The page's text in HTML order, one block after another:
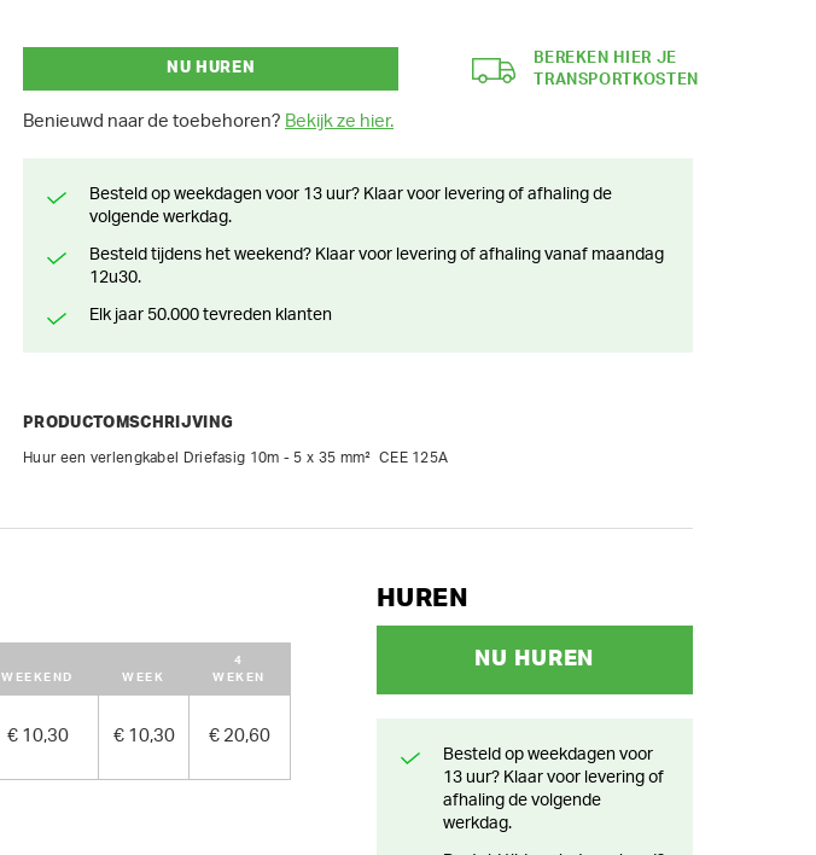
NU HUREN
Benieuwd naar de toebehoren? Bekijk ze hier.
BEREKEN HIER JE
TRANSPORTKOSTEN
Besteld op weekdagen voor 13 uur? Klaar voor levering of afhaling de
volgende werkdag.
Besteld tijdens het weekend? Klaar voor levering of afhaling vanaf maandag
12u30.
Elk jaar 50.000 tevreden klanten
PRODUCTOMSCHRIJVING
WEEKEND WEEK
4
WEKEN
€ 10,30 € 10,30 € 20,60
HUREN
NU HUREN
Besteld op weekdagen voor
13 uur? Klaar voor levering of
afhaling de volgende
werkdag.